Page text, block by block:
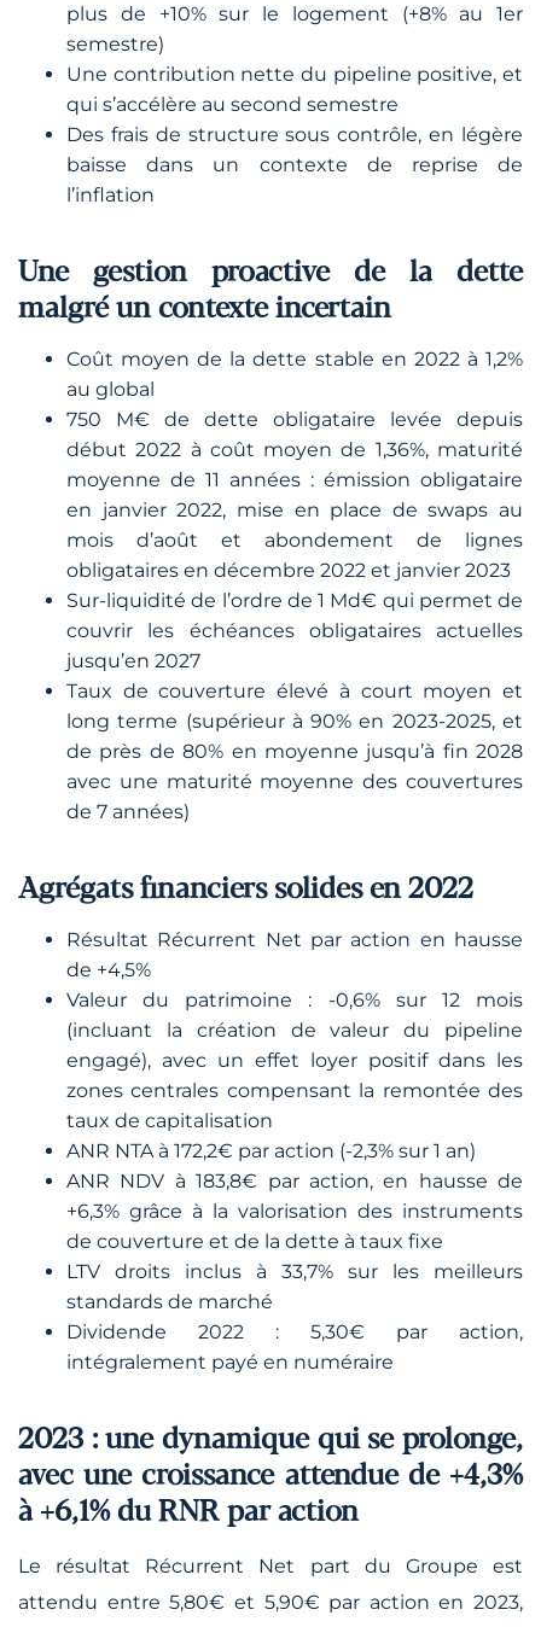
plus de +10% sur le logement (+8% au 1er
semestre)
Une contribution nette du pipeline positive, et
qui s’accélère au second semestre
Des frais de structure sous contrôle, en légère
baisse dans un contexte de reprise de
l’inflation
Une gestion proactive de la dette
malgré un contexte incertain
Coût moyen de la dette stable en 2022 à 1,2%
au global
750 M€ de dette obligataire levée depuis
début 2022 à coût moyen de 1,36%, maturité
moyenne de 11 années : émission obligataire
en janvier 2022, mise en place de swaps au
mois d’août et abondement de lignes
obligataires en décembre 2022 et janvier 2023
Sur-liquidité de l’ordre de 1 Md€ qui permet de
couvrir les échéances obligataires actuelles
jusqu’en 2027
Taux de couverture élevé à court moyen et
long terme (supérieur à 90% en 2023-2025, et
de près de 80% en moyenne jusqu’à fin 2028
avec une maturité moyenne des couvertures
de 7 années)
Agrégats financiers solides en 2022
Résultat Récurrent Net par action en hausse
de +4,5%
Valeur du patrimoine : -0,6% sur 12 mois
(incluant la création de valeur du pipeline
engagé), avec un effet loyer positif dans les
zones centrales compensant la remontée des
taux de capitalisation
ANR NTA à 172,2€ par action (-2,3% sur 1 an)
ANR NDV à 183,8€ par action, en hausse de
+6,3% grâce à la valorisation des instruments
de couverture et de la dette à taux fixe
LTV droits inclus à 33,7% sur les meilleurs
standards de marché
Dividende 2022 : 5,30€ par action,
intégralement payé en numéraire
2023 : une dynamique qui se prolonge,
avec une croissance attendue de +4,3%
à +6,1% du RNR par action
Le résultat Récurrent Net part du Groupe est
attendu entre 5,80€ et 5,90€ par action en 2023,